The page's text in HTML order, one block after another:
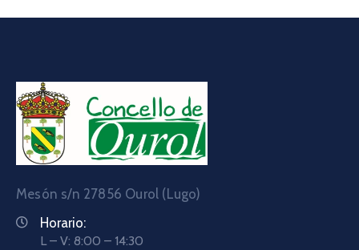
Mesón s/n 27856 Ourol (Lugo)
Horario:
L – V: 8:00 – 14:30